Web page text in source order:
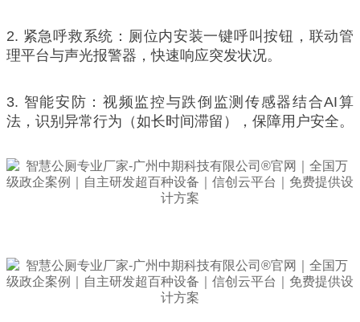
2. 紧急呼救系统：厕位内安装一键呼叫按钮，联动管
理平台与声光报警器，快速响应突发状况。
3. 智能安防：视频监控与跌倒监测传感器结合AI算
法，识别异常行为（如长时间滞留），保障用户安全。